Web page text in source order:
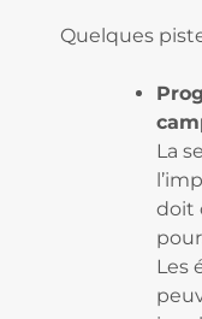
Quelques
La
doit
Les